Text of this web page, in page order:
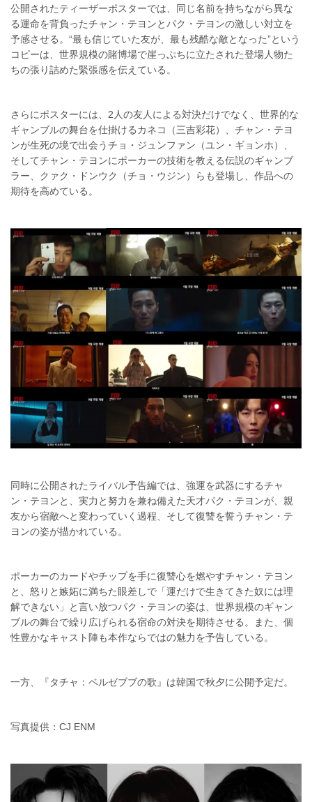
公開されたティーザーポスターでは、同じ名前を持ちながら異な
る運命を背負ったチャン・テヨンとパク・テヨンの激しい対立を
予感させる。“最も信じていた友が、最も残酷な敵となった”という
コピーは、世界規模の賭博場で崖っぷちに立たされた登場人物た
ちの張り詰めた緊張感を伝えている。
さらにポスターには、2人の友人による対決だけでなく、世界的な
ギャンブルの舞台を仕掛けるカネコ（三吉彩花）、チャン・テヨ
ンが生死の境で出会うチョ・ジュンファン（ユン・ギョンホ）、
そしてチャン・テヨンにポーカーの技術を教える伝説のギャンブ
ラー、クァク・ドンウク（チョ・ウジン）らも登場し、作品への
期待を高めている。
同時に公開されたライバル予告編では、強運を武器にするチャ
ン・テヨンと、実力と努力を兼ね備えた天才パク・テヨンが、親
友から宿敵へと変わっていく過程、そして復讐を誓うチャン・テ
ヨンの姿が描かれている。
ポーカーのカードやチップを手に復讐心を燃やすチャン・テヨン
と、怒りと嫉妬に満ちた眼差しで「運だけで生きてきた奴には理
解できない」と言い放つパク・テヨンの姿は、世界規模のギャン
ブルの舞台で繰り広げられる宿命の対決を期待させる。また、個
性豊かなキャスト陣も本作ならではの魅力を予告している。
一方、『タチャ：ベルゼブブの歌』は韓国で秋夕に公開予定だ。
写真提供：CJ ENM